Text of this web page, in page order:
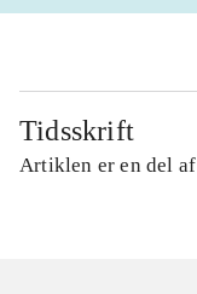
Tidsskrift
Artiklen er en del af